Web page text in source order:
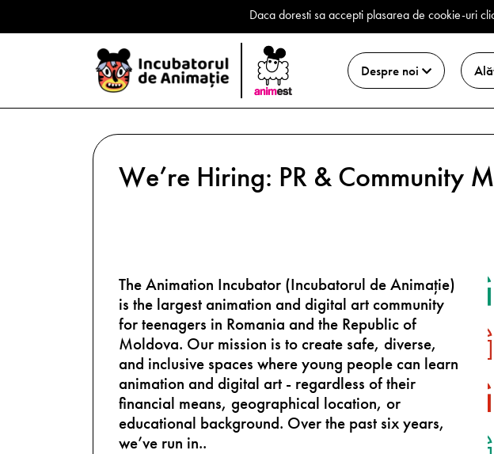
Daca doresti sa accepti plasarea de cookie-uri
Despre noi
We’re Hiring: PR & Community
The Animation Incubator (Incubatorul de Animație)
is the largest animation and digital art community
for teenagers in Romania and the Republic of
Moldova. Our mission is to create safe, diverse,
and inclusive spaces where young people can learn
animation and digital art - regardless of their
financial means, geographical location, or
educational background. Over the past six years,
we’ve run in..